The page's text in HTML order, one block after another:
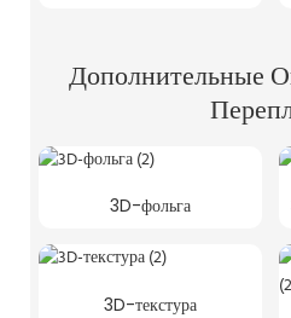
Дополнительные
3D-фольга
3D-текстура